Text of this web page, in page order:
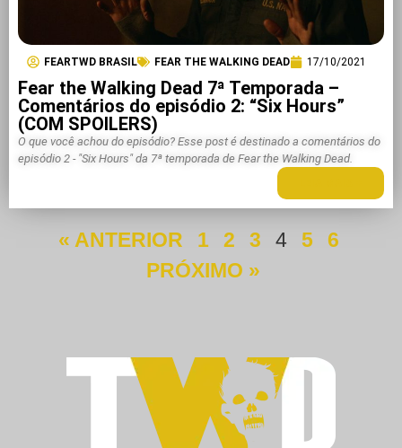
FEARTWD BRASIL FEAR THE WALKING DEAD 17/10/2021
Fear the Walking Dead 7ª Temporada –
Comentários do episódio 2: “Six Hours”
(COM SPOILERS)
O que você achou do episódio? Esse post é destinado a comentários do
episódio 2 - "Six Hours" da 7ª temporada de Fear the Walking Dead.
« ANTERIOR 1 2 3 4 5
6
PRÓXIMO »